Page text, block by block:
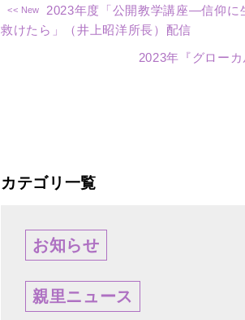
2023年度「公開教学講座―信仰に
救けたら」（井上昭洋所長）配信
2023年『グロー
カテゴリ一覧
お知らせ
親里ニュース